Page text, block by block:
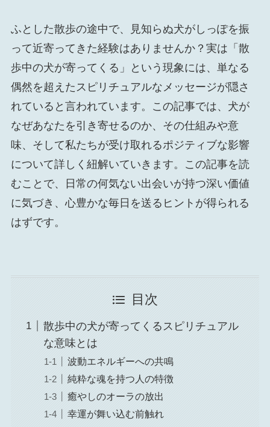
ふとした散歩の途中で、見知らぬ犬がしっぽを振
って近寄ってきた経験はありませんか？実は「散
歩中の犬が寄ってくる」という現象には、単なる
偶然を超えたスピリチュアルなメッセージが隠さ
れていると言われています。この記事では、犬が
なぜあなたを引き寄せるのか、その仕組みや意
味、そして私たちが受け取れるポジティブな影響
について詳しく紐解いていきます。この記事を読
むことで、日常の何気ない出会いが持つ深い価値
に気づき、心豊かな毎日を送るヒントが得られる
はずです。
目次
散歩中の犬が寄ってくるスピリチュアル
な意味とは
波動エネルギーへの共鳴
純粋な魂を持つ人の特徴
癒やしのオーラの放出
幸運が舞い込む前触れ